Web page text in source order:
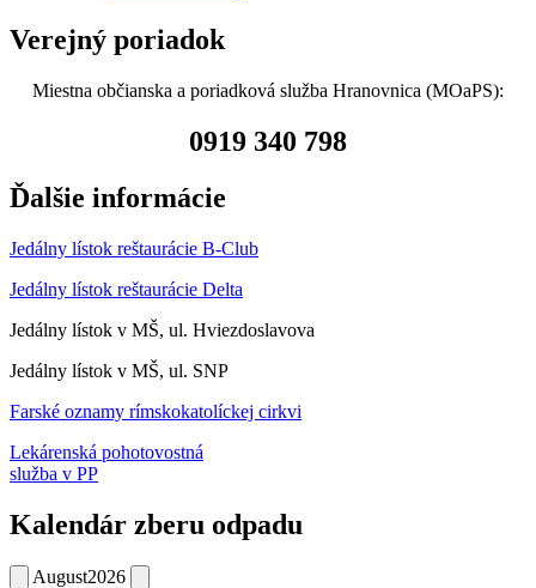
Verejný poriadok
Miestna občianska a poriadková služba Hranovnica (MOaPS):
0919 340 798
Ďalšie informácie
Jedálny lístok reštaurácie B-Club
Jedálny lístok reštaurácie Delta
Jedálny lístok v MŠ, ul. Hviezdoslavova
Jedálny lístok v MŠ, ul. SNP
Farské oznamy rímskokatolíckej cirkvi
Lekárenská pohotovostná
služba v PP
Kalendár zberu odpadu
August2026